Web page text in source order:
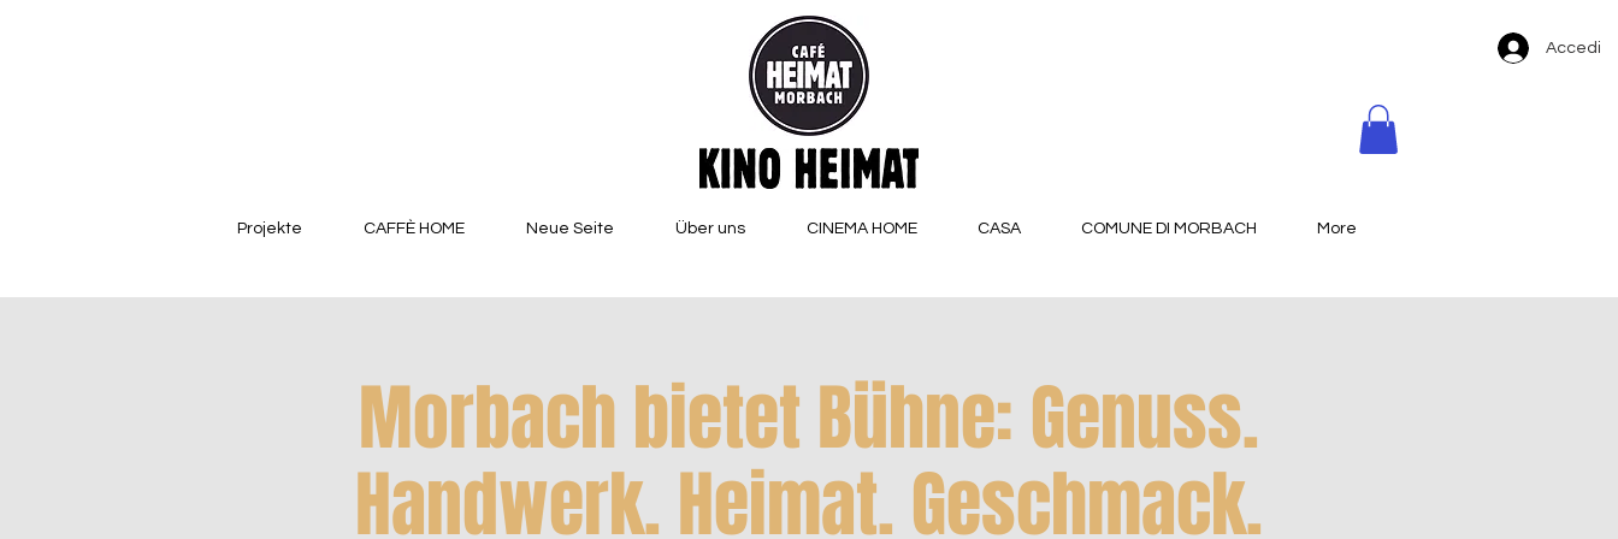
Accedi
Projekte CAFFÈ HOME Neue Seite Über uns CINEMA HOME CASA COMUNE DI MORBACH More
Morbach bietet Bühne: Genuss.
Handwerk. Heimat. Geschmack.